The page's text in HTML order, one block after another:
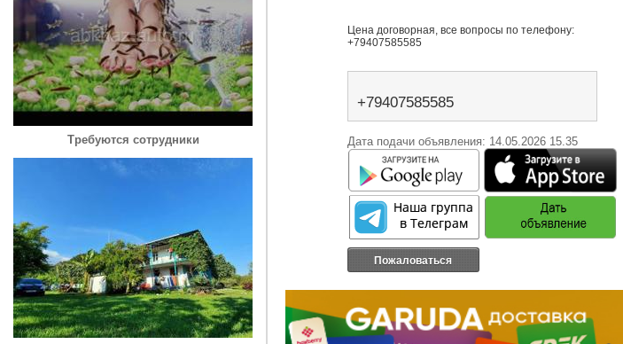
Требуются сотрудники
Цена договорная, все вопросы по телефону:
+79407585585
+79407585585
Дата подачи объявления: 14.05.2026 15.35
Пожаловаться